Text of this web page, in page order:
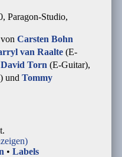
Paragon-Studio,
Carsten Bohn
van Raalte(E-
David Torn (E-Guitar),
und Tommy
• Labels